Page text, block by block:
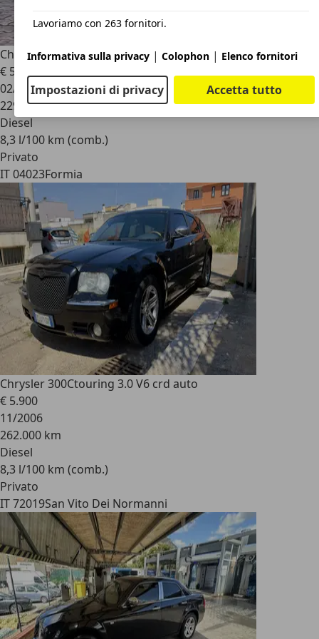
Chrysler 300Ctouring 3.0 V6 crd auto
€ 5.500
02/2006
229.000 km
Diesel
8,3 l/100 km (comb.)
Privato
IT 04023Formia
Chrysler 300Ctouring 3.0 V6 crd auto
€ 5.900
11/2006
262.000 km
Diesel
8,3 l/100 km (comb.)
Privato
IT 72019San Vito Dei Normanni
Lavoriamo con 263 fornitori.
Informativa sulla privacy | Colophon | Elenco fornitori
Impostazioni di privacy Accetta tutto